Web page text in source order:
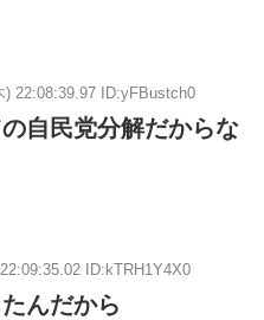
) 22:08:39.97 ID:yFBustch0
自民党分解だからな
ID:kTRH1Y4X0
んだから